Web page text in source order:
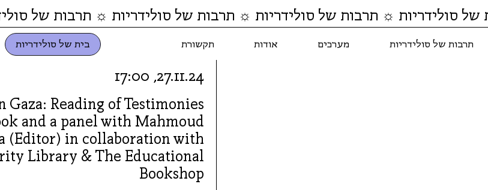
בית של סולידריות תרבות של סולידריות מערכים אודות תקשורת
סולידריות ☼ תרבות של סולידריות ☼ תרבות של סולידריות ☼ תרבות של
Gaza: Reading of Testimonies
and a panel with Mahmoud
(Editor) in collaboration with
Library & The Educational
Bookshop
27.11.24, 17:00